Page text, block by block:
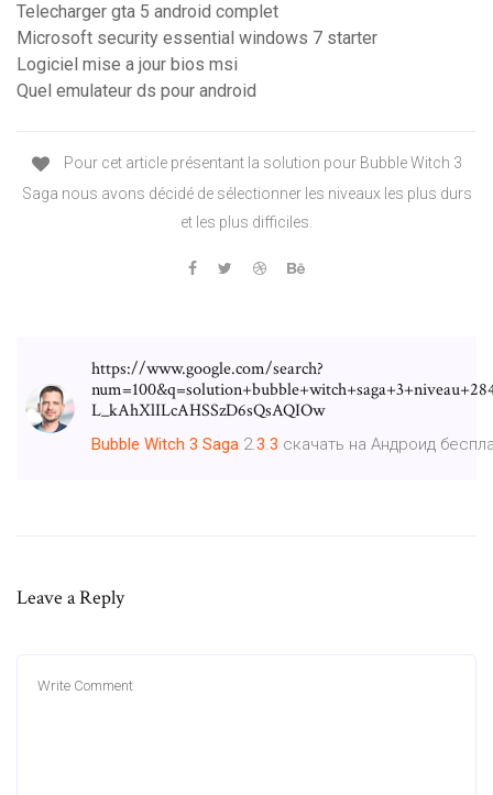
Telecharger gta 5 android complet
Microsoft security essential windows 7 starter
Logiciel mise a jour bios msi
Quel emulateur ds pour android
Pour cet article présentant la solution pour Bubble Witch 3
Saga nous avons décidé de sélectionner les niveaux les plus durs
et les plus difficiles.
https://www.google.com/search?
L_kAhXlILcAHSSzD6sQsAQIOw
Bubble Witch 3 Saga 2.3.3 скачать на Андроид
Leave a Reply